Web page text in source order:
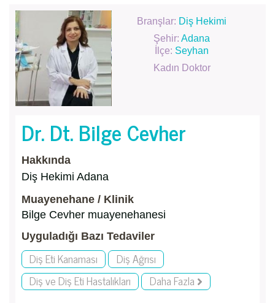
Branşlar: Diş Hekimi
Şehir:Adana
İlçe: Seyhan
Kadın Doktor
Dr. Dt. Bilge Cevher
Hakkında
Diş Hekimi Adana
Muayenehane / Klinik
Bilge Cevher muayenehanesi
Uyguladığı Bazı Tedaviler
Diş Eti Kanaması
Diş Ağrısı
Diş ve Diş Eti Hastalıkları
Daha Fazla